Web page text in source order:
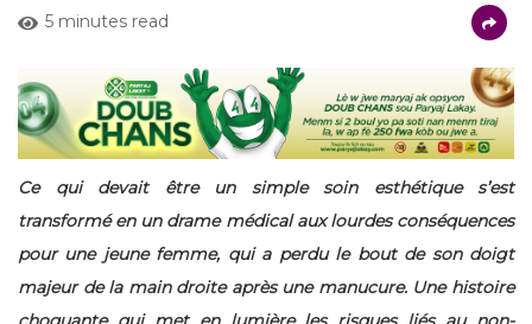
5 minutes read
Ce qui devait être un simple soin esthétique s’est
transformé en un drame médical aux lourdes conséquences
pour une jeune femme, qui a perdu le bout de son doigt
majeur de la main droite après une manucure. Une histoire